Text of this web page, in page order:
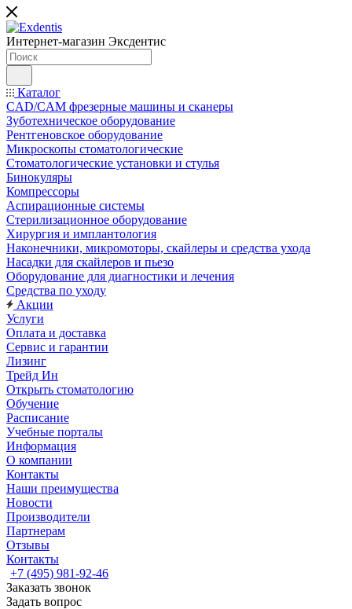
Интернет-магазин Эксдентис
Каталог
CAD/CAM фрезерные машины и сканеры
Зуботехническое оборудование
Рентгеновское оборудование
Микроскопы стоматологические
Стоматологические установки и стулья
Бинокуляры
Компрессоры
Аспирационные системы
Стерилизационное оборудование
Хирургия и имплантология
Наконечники, микромоторы, скайлеры и средства ухода
Насадки для скайлеров и пьезо
Оборудование для диагностики и лечения
Средства по уходу
Акции
Услуги
Оплата и доставка
Сервис и гарантии
Лизинг
Трейд Ин
Открыть стоматологию
Обучение
Расписание
Учебные порталы
Информация
О компании
Контакты
Наши преимущества
Новости
Производители
Партнерам
Отзывы
Контакты
+7 (495) 981-92-46
Заказать звонок
Задать вопрос